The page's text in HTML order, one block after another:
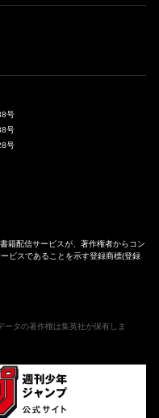
号
号
号
籍配信サービスが、著作権者からコン
ビスであることを示す登録商標(登録
ータの著作権は集英社が保有しま